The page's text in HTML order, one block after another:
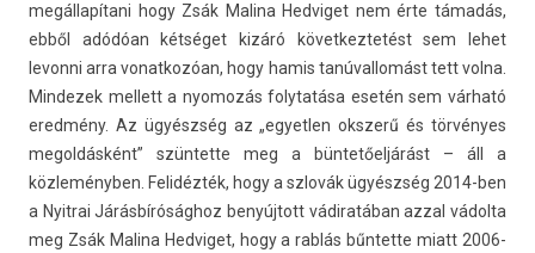
megállapítani hogy Zsák Mal­ina Hed­viget nem érte támadás,
ebből adódóan kétséget kizáró követ­keztetést sem lehet
levon­ni arra vonat­kozóan, hogy hamis tanúval­lomást tett volna.
Min­dezek mel­lett a nyomozás folytatása esetén sem várható
eredmény. Az ügyészség az „egyetl­en oksz­erű és törvényes
megol­dásként” szün­tette meg a büntetőeljárást – áll a
közleményben. Felidézték, hogy a szlovák ügyészség 2014-ben
a Nyit­rai Járásbírósághoz benyújtott vádiratában azzal vádolta
meg Zsák Mal­ina Hed­viget, hogy a rablás bűn­tette miatt 2006-